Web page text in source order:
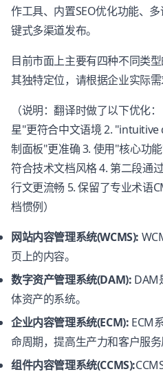
作工具、内置SEO优化功能、
键式多渠道发布。
目前市面上主要有四种不同类
其独特定位，请根据企业实际需
（说明：翻译时做了以下优化
星"更符合中文语境 2.
制面板"更准确 3. 使用"核心功
符合技术文档风格 4. 第二段通
行文更流畅 5. 保留了专业术语
档惯例）
网站内容管理系统(WCMS):
页上的内容。
数字资产管理系统(DAM): DAM
体资产的系统。
企业内容管理系统(ECM): ECM
命周期，提高生产力和客户服务
组件内容管理系统(CCMS):